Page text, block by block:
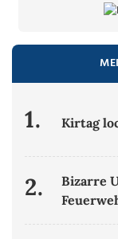
1. Kirtag
2.
Bizarre